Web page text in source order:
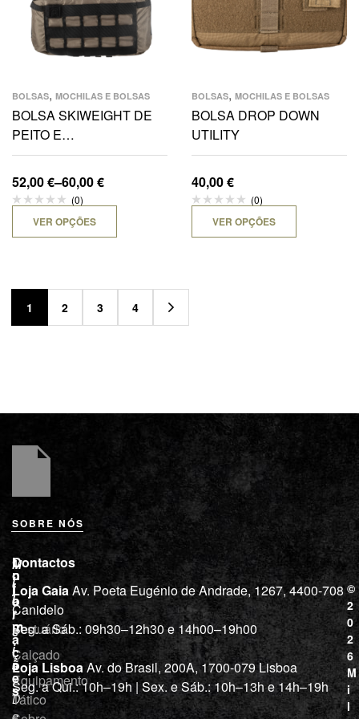
BOLSAS, MOCHILAS E BOLSAS
BOLSA SKIWEIGHT DE
PEITO E
SOBREVIVÊNCIA
52,00€–60,00€
(0)
VER OPÇÕES
BOLSAS, MOCHILAS E BOLSAS
BOLSA DROP DOWN
UTILITY
40,00€
(0)
VER OPÇÕES
1 2 3 4
SOBRE NÓS
M
i
l
í
c
i
a
“
D
e
L
o
j
a
Vestuário
Calçado
Equipamento
Tático
I
n
f
o
r
m
a
ç
õ
e
s
Contactos
Loja GaiaAv. Poeta Eugénio de Andrade, 1267, 4400-708
Canidelo
Seg. a Sáb.: 09h30–12h30 e 14h00–19h00
Loja LisboaAv. do Brasil, 200A, 1700-079 Lisboa
Seg. a Qui.: 10h–19h | Sex. e Sáb.: 10h–13h e 14h–19h
©
2
0
2
6
M
i
l